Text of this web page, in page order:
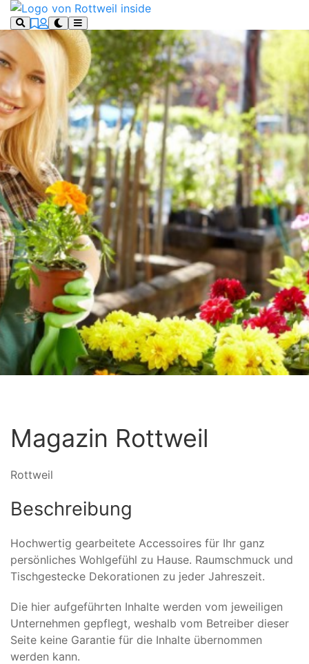
Magazin Rottweil
Rottweil
Beschreibung
Hochwertig gearbeitete Accessoires für Ihr ganz
persönliches Wohlgefühl zu Hause. Raumschmuck und
Tischgestecke Dekorationen zu jeder Jahreszeit.
Die hier aufgeführten Inhalte werden vom jeweiligen
Unternehmen gepflegt, weshalb vom Betreiber dieser
Seite keine Garantie für die Inhalte übernommen
werden kann.